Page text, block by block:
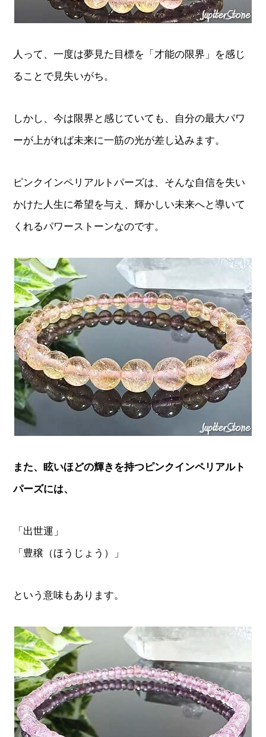
人って、一度は夢見た目標を「才能の限界」を感じ
ることで見失いがち。
しかし、今は限界と感じていても、自分の最大パワ
ーが上がれば未来に一筋の光が差し込みます。
ピンクインペリアルトパーズは、そんな自信を失い
かけた人生に希望を与え、輝かしい未来へと導いて
くれるパワーストーンなのです。
また、眩いほどの輝きを持つピンクインペリアルト
パーズには、
「出世運」
「豊穣（ほうじょう）」
という意味もあります。